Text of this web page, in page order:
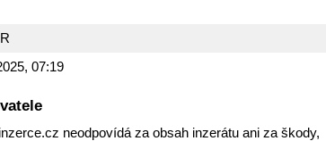
07:19
neodpovídá za obsah inzerátu ani za škody,